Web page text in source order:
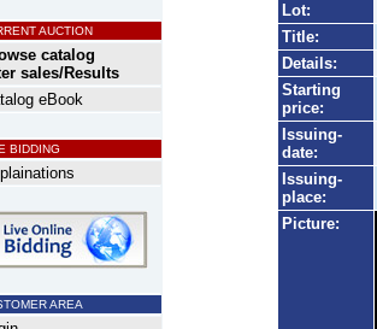
AUCTION
catalog
sales/Results
eBook
BIDDING
AREA
Lot:
Title:
Details:
Starting
price:
Issuing-
date:
Issuing-
place:
Picture: